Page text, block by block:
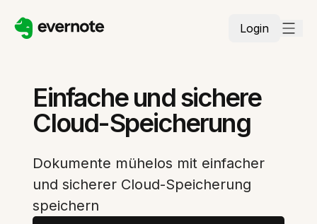
Login
Einfache und sichere
Cloud-Speicherung
Dokumente mühelos mit einfacher
und sicherer Cloud-Speicherung
speichern